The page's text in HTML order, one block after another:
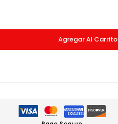
Agregar Al Carrito